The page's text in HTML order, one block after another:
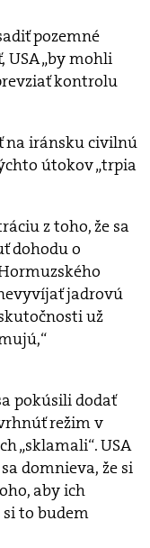
pozemné
USA „by mohli
kontrolu
na iránsku civilnú
útokov „trpia
z toho, že sa
dohodu o
jadrovú
už
pokúsili dodať
režim v
„sklamali“. USA
domnieva, že si
aby ich
si to budem